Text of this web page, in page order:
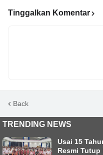
Tinggalkan Komentar
Back
TRENDING NEWS
Usai 15
Resmi Tutup